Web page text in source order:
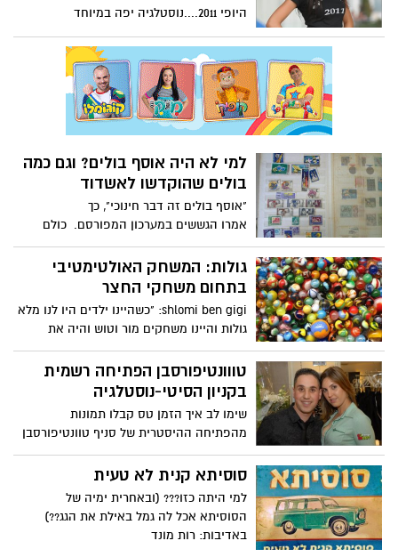
היופי 2011....נוסטלגיה יפה במיוחד
למי לא היה אוסף בולים? וגם כמה
בולים שהוקדשו לאשדוד
"אוסף בולים זה דבר חינוכי", כך
אמרו הגששים במערכון המפורסם. כולם
אספו בולים בזמנו. איסוף בולים היה אחד
מהאוספים הבודדים בזמנו שהעסיק גם את
צעירים וגם את המבוגרים באותה התלהבות.
לכל אחד היה אלבום בולים בעל דפי קרטון
קשיחים, לרוחבו היו שורות של צלופן מהודק,
לתוכם היינו משחילים את הבולים.
גולות: המשחק האולטימטיבי
בתחום משחקי החצר
shlomi ben gigi: "כשהיינו ילדים היו לנו מלא
גולות והיינו משחקים מור וטוש והיה את
הגולה החלבנית" yoni rubin: "מי זוכר את
הגולות - ״מלך״, ״לאס״ ,"יחידה״ סוגי גולות
- דבוזה , חלבנית , קאבואית, קטינה, מי זוכר
עוד סוגי גולות וסוגי משחק עם הגולות"
טווונטיפורסבן הפתיחה רשמית
בקניון הסיטי-נוסטלגיה
שימו לב איך הזמן טס קבלו תמונות
מהפתיחה ההיסטרית של סניף טוונטיפורסבן
בסיטי...אפילו המצלמה שלי מתגעגעת לימים
האלו.נוסטלגיה
סוסיתא קנית לא טעית
למי היתה כזו??? (ובאחרית ימיה של
הסוסיתא אכל לה גמל באילת את הגג??)
באדיבות: רות מונד